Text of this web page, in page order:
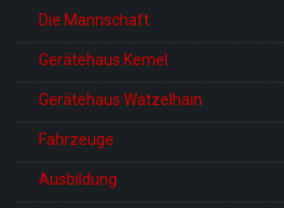
Die Mannschaft
Gerätehaus Kemel
Gerätehaus Watzelhain
Fahrzeuge
Ausbildung